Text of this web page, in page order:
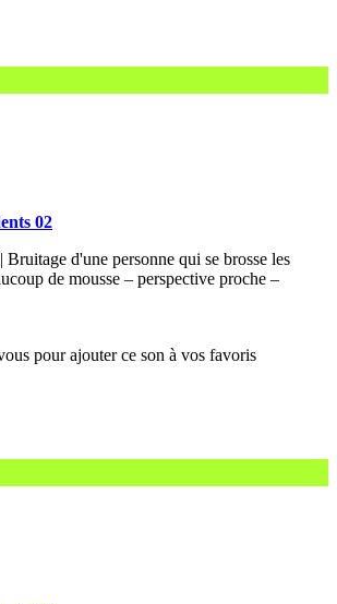
02
d'une personne qui se brosse les
de mousse – perspective proche –